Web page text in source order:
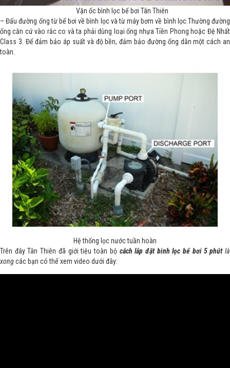
Vặn ốc bình lọc bể bơi Tân Thiên
– Đấu đường ống từ bể bơi về bình lọc và từ máy bơm về bình lọc.Thường đường
ống căn cứ vào rắc co và ta phải dùng loại ống nhựa Tiền Phong hoặc Đệ Nhất
Class 3. Để đảm bảo áp suất và độ bền, đảm bảo đường ống dẫn một cách an
toàn.
Hệ thống lọc nước tuần hoàn
Trên đây Tân Thiên đã giới tiệu toàn bộ cách lắp đặt bình lọc bể bơi 5 phútlà
xongcác bạn có thể xem video dưới đây: